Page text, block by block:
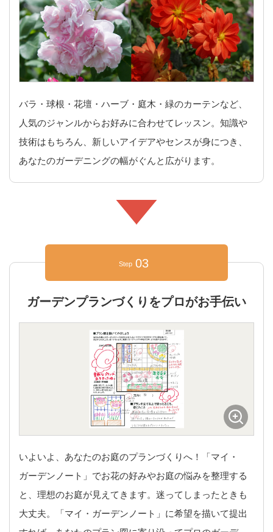
バラ・球根・花壇・ハーブ・庭木・緑のカーテンなど、
人気のジャンルからお好みに合わせてレッスン。知識や
技術はもちろん、新しいアイデアやセンスが身につき、
あなたのガーデニングの幅がぐんと広がります。
Step 03
ガーデンプランづくりをプロがお手伝い
いよいよ、あなたのお庭のプランづくりへ！「マイ・
ガーデンノート」でお花の好みやお庭の悩みを整理する
と、理想のお庭が見えてきます。迷ってしまったときも
大丈夫。「マイ・ガーデンノート」に希望を描いて提出